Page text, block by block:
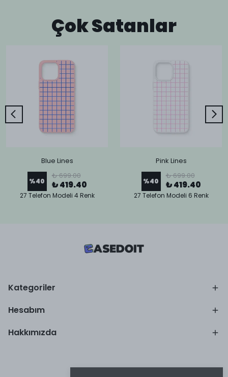
Çok Satanlar
Blue Lines
%40
₺ 699.00
₺ 419.40
27 Telefon Modeli 4 Renk
Pink Lines
%40
₺ 699.00
₺ 419.40
27 Telefon Modeli 6 Renk
Kategoriler
Hesabım
Hakkımızda